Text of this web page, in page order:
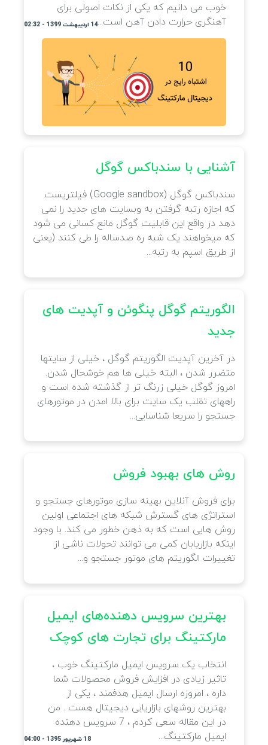
خوب می دانیم که یکی از نکات اصولی برای
آهنگری حرارت دادن آهن است...14 اردیبهشت 1399 - 02:32
آشنایی با سندباکس گوگل
سندباکس گوگل (Google sandbox) فیلتریست
که اجازه رتبه گرفتن به وبسایت های جدید را نمی
دهد در واقع این قابلیت گوگل مانع کسانی می شود
که میخواهند یک شبه ره صدساله را طی کنند (یعنی
از طریق اسپم به رتبه...
الگوریتم گوگل پنگوئن و آپدیت های
جدید
در آخرین آپدیت الگوریتم گوگل ، خیلی از سایتها
متضرر شدن ، البته خیلی ها هم خوشحال شدن.
امروز گوگل خیلی زرنگ تر از گذشته شده است و
راههای تقلب یک سایت برای بالا امدن در موتورهای
جستجو را سریعا شناسایی...
روش های بهبود فروش
برای فروش آنلاین بهینه سازی موتورهای جستجو و
استراتژی های گسترش شبکه های اجتماعی اولین
روش هایی است که به ذهن خطور می کند. با وجود
اینکه بازاریابان کمی می توانند تحولات ناشی از
تغییرات الگوریتم های موتور جستجو و...
بهترین سرویس دهنده‌های ایمیل
مارکتینگ برای تجارت های کوچک
انتخاب یک سرویس ایمیل مارکتینگ خوب ،
تاثیر زیادی در افزایش فروش محصولات شما
داره ، امروزه ارسال ایمیل هدفمند ، یکی از
بهترین روشهای بازاریابی دیجیتال هست . من
در این مقاله سعی کردم ، 7 سرویس دهنده
ایمیل مارکتینگ...
18 شهریور 1395 - 04:00